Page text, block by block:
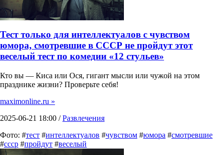
Тест только для интеллектуалов с чувством
юмора, смотревшие в СССР не пройдут этот
веселый тест по комедии «12 стульев»
Кто вы — Киса или Ося, гигант мысли или чужой на этом
празднике жизни? Проверьте себя!
maximonline.ru »
2025-06-21 18:00 /Развлечения
Фото: #тест #интеллектуалов #чувством #юмора #смотревшие
#ссср #пройдут #веселый